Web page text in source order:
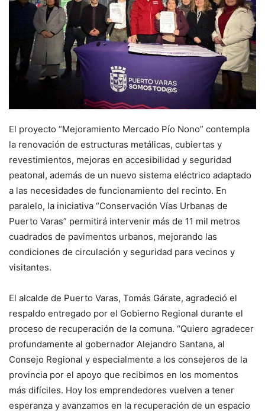
El proyecto “Mejoramiento Mercado Pío Nono” contempla
la renovación de estructuras metálicas, cubiertas y
revestimientos, mejoras en accesibilidad y seguridad
peatonal, además de un nuevo sistema eléctrico adaptado
a las necesidades de funcionamiento del recinto. En
paralelo, la iniciativa “Conservación Vías Urbanas de
Puerto Varas” permitirá intervenir más de 11 mil metros
cuadrados de pavimentos urbanos, mejorando las
condiciones de circulación y seguridad para vecinos y
visitantes.
El alcalde de Puerto Varas, Tomás Gárate, agradeció el
respaldo entregado por el Gobierno Regional durante el
proceso de recuperación de la comuna. “Quiero agradecer
profundamente al gobernador Alejandro Santana, al
Consejo Regional y especialmente a los consejeros de la
provincia por el apoyo que recibimos en los momentos
más difíciles. Hoy los emprendedores vuelven a tener
esperanza y avanzamos en la recuperación de un espacio